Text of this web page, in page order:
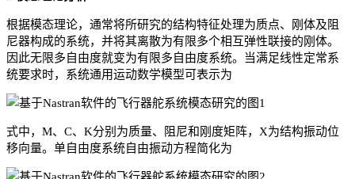
根据模态理论，通常将所研究的结构特征处理为质点、刚体及阻
尼器构成的系统，并将其离散为有限多个相互弹性联接的刚体。
因此无限多自由度就变为有限多自由度系统。当满足线性定常系
统要求时，系统通用运动数学模型可表示为
式中，M、C、K分别为质量、阻尼和刚度矩阵，X为结构振动位
移向量。单自由度系统自由振动方程简化为